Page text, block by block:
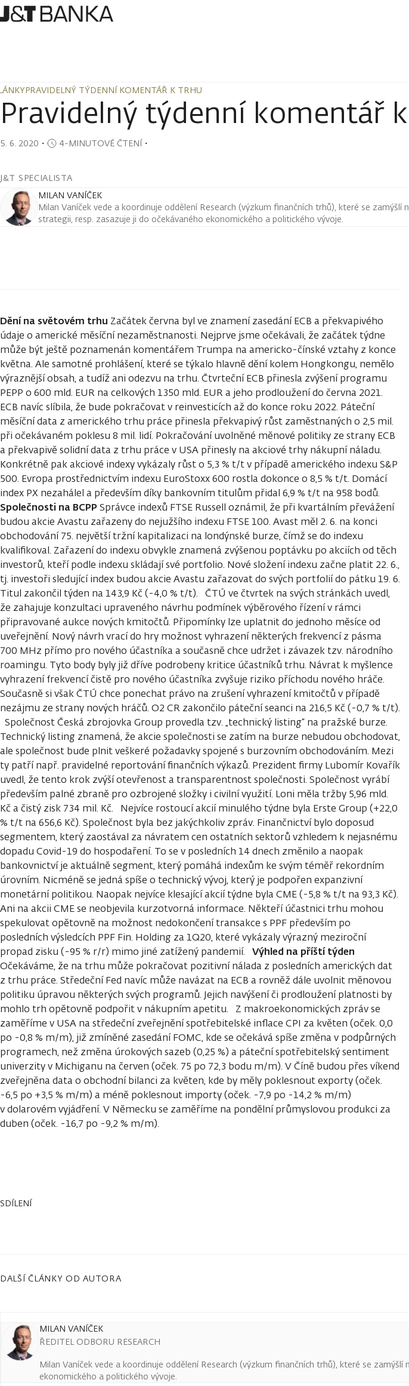
PRAVIDELNÝ TÝDENNÍ KOMENTÁŘ K TRHU
PRAVIDELNÝ TÝDENNÍ KOMENTÁŘ K TRHU
Pravidelný týdenní komentář
5. 6. 2020 ・ 4-MINUTOVÉ ČTENÍ・
J&T SPECIALISTA
MILAN VANÍČEK
Milan Vaníček vede a koordinuje oddělení Research (výzkum finančních trhů), které se zamýšlí
strategii, resp. zasazuje ji do očekávaného ekonomického a politického vývoje.
Dění na světovém trhu Začátek června byl ve znamení zasedání ECB a překvapivého
údaje o americké měsíční nezaměstnanosti. Nejprve jsme očekávali, že začátek týdne
může být ještě poznamenán komentářem Trumpa na americko-čínské vztahy z konce
května. Ale samotné prohlášení, které se týkalo hlavně dění kolem Hongkongu, nemělo
výraznější obsah, a tudíž ani odezvu na trhu. Čtvrteční ECB přinesla zvýšení programu
PEPP o 600 mld. EUR na celkových 1350 mld. EUR a jeho prodloužení do června 2021.
ECB navíc slíbila, že bude pokračovat v reinvesticích až do konce roku 2022. Páteční
měsíční data z amerického trhu práce přinesla překvapivý růst zaměstnaných o 2,5 mil.
při očekávaném poklesu 8 mil. lidí. Pokračování uvolněné měnové politiky ze strany ECB
a překvapivě solidní data z trhu práce v USA přinesly na akciové trhy nákupní náladu.
Konkrétně pak akciové indexy vykázaly růst o 5,3 % t/t v případě amerického indexu S&P
500. Evropa prostřednictvím indexu EuroStoxx 600 rostla dokonce o 8,5 % t/t. Domácí
index PX nezahálel a především díky bankovním titulům přidal 6,9 % t/t na 958 bodů.
Společnosti na BCPPSprávce indexů FTSE Russell oznámil, že při kvartálním převážení
budou akcie Avastu zařazeny do nejužšího indexu FTSE 100. Avast měl 2. 6. na konci
obchodování 75. největší tržní kapitalizaci na londýnské burze, čímž se do indexu
kvalifikoval. Zařazení do indexu obvykle znamená zvýšenou poptávku po akciích od těch
investorů, kteří podle indexu skládají své portfolio. Nové složení indexu začne platit 22. 6.,
tj. investoři sledující index budou akcie Avastu zařazovat do svých portfolií do pátku 19. 6.
Titul zakončil týden na 143,9 Kč (-4,0 % t/t). ČTÚ ve čtvrtek na svých stránkách uvedl,
že zahajuje konzultaci upraveného návrhu podmínek výběrového řízení v rámci
připravované aukce nových kmitočtů. Připomínky lze uplatnit do jednoho měsíce od
uveřejnění. Nový návrh vrací do hry možnost vyhrazení některých frekvencí z pásma
700 MHz přímo pro nového účastníka a současně chce udržet i závazek tzv. národního
roamingu. Tyto body byly již dříve podrobeny kritice účastníků trhu. Návrat k myšlence
vyhrazení frekvencí čistě pro nového účastníka zvyšuje riziko příchodu nového hráče.
Současně si však ČTÚ chce ponechat právo na zrušení vyhrazení kmitočtů v případě
nezájmu ze strany nových hráčů. O2 CR zakončilo páteční seanci na 216,5 Kč (-0,7 % t/t).
Společnost Česká zbrojovka Group provedla tzv. „technický listing“ na pražské burze.
Technický listing znamená, že akcie společnosti se zatím na burze nebudou obchodovat,
ale společnost bude plnit veškeré požadavky spojené s burzovním obchodováním. Mezi
ty patří např. pravidelné reportování finančních výkazů. Prezident firmy Lubomír Kovařík
uvedl, že tento krok zvýší otevřenost a transparentnost společnosti. Společnost vyrábí
především palné zbraně pro ozbrojené složky i civilní využití. Loni měla tržby 5,96 mld.
Kč a čistý zisk 734 mil. Kč. Nejvíce rostoucí akcií minulého týdne byla Erste Group (+22,0
% t/t na 656,6 Kč). Společnost byla bez jakýchkoliv zpráv. Finančnictví bylo doposud
segmentem, který zaostával za návratem cen ostatních sektorů vzhledem k nejasnému
dopadu Covid-19 do hospodaření. To se v posledních 14 dnech změnilo a naopak
bankovnictví je aktuálně segment, který pomáhá indexům ke svým téměř rekordním
úrovním. Nicméně se jedná spíše o technický vývoj, který je podpořen expanzivní
monetární politikou. Naopak nejvíce klesající akcií týdne byla CME (-5,8 % t/t na 93,3 Kč).
Ani na akcii CME se neobjevila kurzotvorná informace. Někteří účastnici trhu mohou
spekulovat opětovně na možnost nedokončení transakce s PPF především po
posledních výsledcích PPF Fin. Holding za 1Q20, které vykázaly výrazný meziroční
propad zisku (-95 % r/r) mimo jiné zatížený pandemií. Výhled na příští týden
Očekáváme, že na trhu může pokračovat pozitivní nálada z posledních amerických dat
z trhu práce. Středeční Fed navíc může navázat na ECB a rovněž dále uvolnit měnovou
politiku úpravou některých svých programů. Jejich navýšení či prodloužení platnosti by
mohlo trh opětovně podpořit v nákupním apetitu. Z makroekonomických zpráv se
zaměříme v USA na středeční zveřejnění spotřebitelské inflace CPI za květen (oček. 0,0
po -0,8 % m/m), již zmíněné zasedání FOMC, kde se očekává spíše změna v podpůrných
programech, než změna úrokových sazeb (0,25 %) a páteční spotřebitelský sentiment
univerzity v Michiganu na červen (oček. 75 po 72,3 bodu m/m). V Číně budou přes víkend
zveřejněna data o obchodní bilanci za květen, kde by měly poklesnout exporty (oček.
-6,5 po +3,5 % m/m) a méně poklesnout importy (oček. -7,9 po -14,2 % m/m)
v dolarovém vyjádření. V Německu se zaměříme na pondělní průmyslovou produkci za
duben (oček. -16,7 po -9,2 % m/m).
SDÍLENÍ
DALŠÍ ČLÁNKY OD AUTORA
MILAN VANÍČEK
ŘEDITEL ODBORU RESEARCH
Milan Vaníček vede a koordinuje oddělení Research (výzkum finančních trhů), které se
ekonomického a politického vývoje.